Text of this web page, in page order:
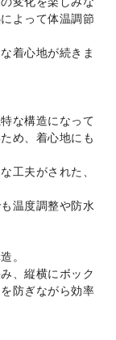
よって体温調節
着心地が続きま
な構造になって
め、着心地にも
工夫がされた、
温度調整や防水
。
、縦横にボック
防ぎながら効率